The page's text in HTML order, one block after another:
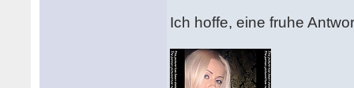
Ich hoffe, eine fruhe